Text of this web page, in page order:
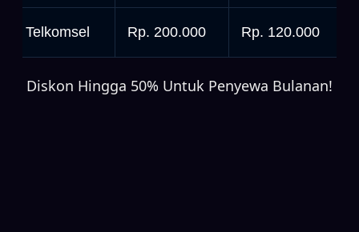
Telkomsel Rp. 200.000 Rp. 120.000
Diskon Hingga 50% Untuk Penyewa Bulanan!